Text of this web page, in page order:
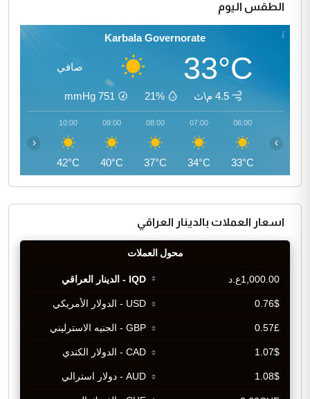
الطقس اليوم
Karbala Governorate
33°C صافي
4.5 م\ث 21%
751
mmHg
06:00
33°C
07:00
34°C
08:00
37°C
09:00
40°C
10:00
42°C
‹ ›
اسعار العملات بالدينار العراقي